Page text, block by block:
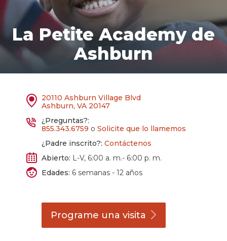
La Petite Academy de
Ashburn
20110 Ashburn Village Blvd
Ashburn, VA 20147
¿Preguntas?:
855.343.6759 o Solicite que lo llamemos
¿Padre inscrito?: Contáctenos
Abierto: L-V, 6:00 a. m.- 6:00 p. m.
Edades: 6 semanas - 12 años
Programe unavisita